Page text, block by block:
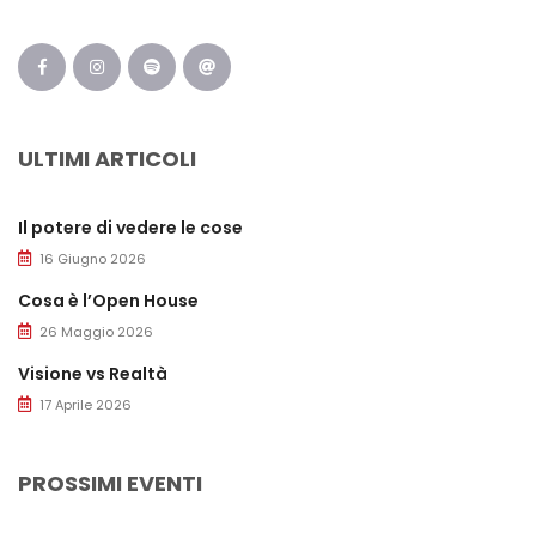
ULTIMI ARTICOLI
Il potere di vedere le cose
16 Giugno 2026
Cosa è l’Open House
26 Maggio 2026
Visione vs Realtà
17 Aprile 2026
PROSSIMI EVENTI